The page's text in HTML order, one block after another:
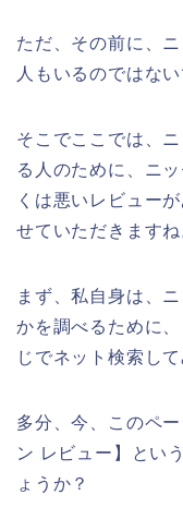
ただ、その前に、
人もいるのではな
そこでここでは、
る人のために、ニ
くは悪いレビュー
せていただきますね
まず、私自身は、
かを調べるために
じでネット検索し
多分、今、このペ
ン レビュー】とい
ょうか？